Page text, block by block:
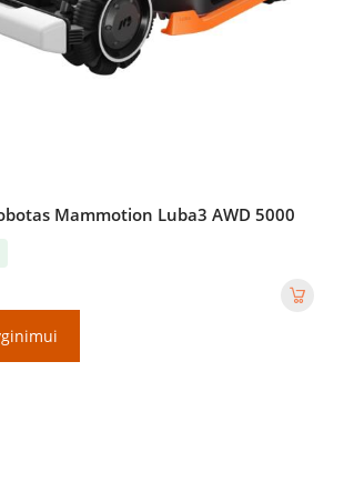
Mammotion Luba3 AWD 5000